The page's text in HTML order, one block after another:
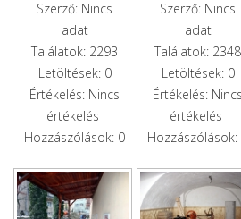
Szerző: Nincs
adat
Találatok: 2293
Letöltések: 0
Értékelés: Nincs
értékelés
Hozzászólások: 0
Szerző: Nincs
adat
Találatok: 2348
Letöltések: 0
Értékelés: Nincs
értékelés
Hozzászólások: